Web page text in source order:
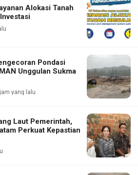
Alokasi Tanah
Pondasi
Unggulan Sukma
yang lalu
Laut Pemerintah,
Perkuat Kepastian